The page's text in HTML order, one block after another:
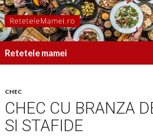
Retetele mamei
CHEC
CHEC CU BRANZA
SI STAFIDE